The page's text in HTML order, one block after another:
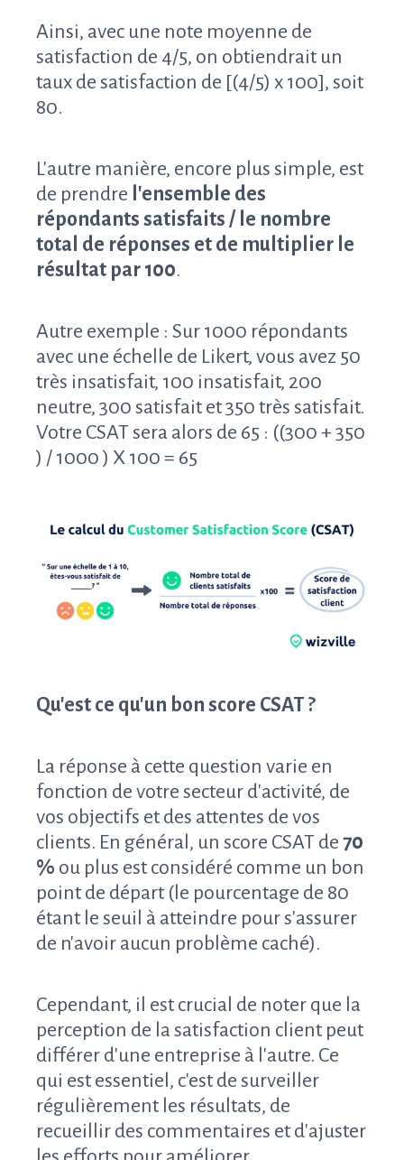
Ainsi, avec une note moyenne de
satisfaction de 4/5, on obtiendrait un
taux de satisfaction de [(4/5) x 100], soit
80.
L'autre manière, encore plus simple, est
de prendre l'ensemble des
répondants satisfaits / le nombre
total de réponses et de multiplier le
résultat par 100.
Autre exemple : Sur 1000 répondants
avec une échelle de Likert, vous avez 50
très insatisfait, 100 insatisfait, 200
neutre, 300 satisfait et 350 très satisfait.
Votre CSAT sera alors de 65 : ((300 + 350
) / 1000 ) X 100 = 65
Qu'est ce qu'un bon score CSAT ?
La réponse à cette question varie en
fonction de votre secteur d'activité, de
vos objectifs et des attentes de vos
clients. En général, un score CSAT de 70
% ou plus est considéré comme un bon
point de départ (le pourcentage de 80
étant le seuil à atteindre pour s'assurer
de n'avoir aucun problème caché).
Cependant, il est crucial de noter que la
perception de la satisfaction client peut
différer d'une entreprise à l'autre. Ce
qui est essentiel, c'est de surveiller
régulièrement les résultats, de
recueillir des commentaires et d'ajuster